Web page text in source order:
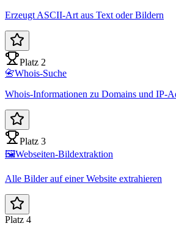
Erzeugt ASCII-Art aus Text oder Bildern
Platz 2
📇Whois-Suche
Whois-Informationen zu Domains und IP-
Platz 3
🖼️Webseiten-Bildextraktion
Alle Bilder auf einer Website extrahieren
Platz 4